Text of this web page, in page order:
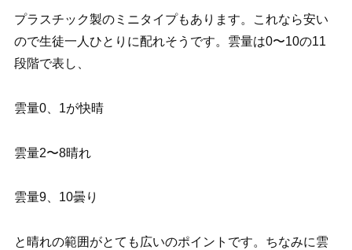
プラスチック製のミニタイプもあります。これなら安い
ので生徒一人ひとりに配れそうです。雲量は0〜10の11
段階で表し、
雲量0、1が快晴
雲量2〜8晴れ
雲量9、10曇り
と晴れの範囲がとても広いのポイントです。ちなみに雲